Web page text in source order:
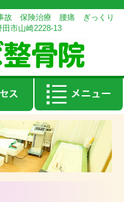
故 保険治療 腰痛 ぎっくり
市山崎2228-13